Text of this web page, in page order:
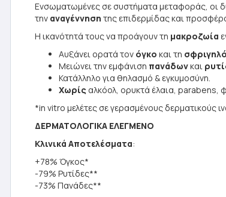
Ενσωματωμένες σε συστήματα μεταφοράς, οι
την αναγέννηση της επιδερμίδας και
Η ικανότητά τους να προάγουν τη μακροζωία
Αυξάνει ορατά τον όγκο και τη
Μειώνει την εμφάνιση πανάδωνκαι
Κατάλληλο για θηλασμό & εγκυμοσύνη.
Χωρίς αλκόολ, ορυκτά έλαια, parabens,
*in vitro μελέτες σε γερασμένους δερματικούς
ΔΕΡΜΑΤΟΛΟΓΙΚΑ ΕΛΕΓΜΕΝΟ
Κλινικά Αποτελέσματα:
+78% Όγκος*
-79% Ρυτίδες**
-73% Πανάδες**